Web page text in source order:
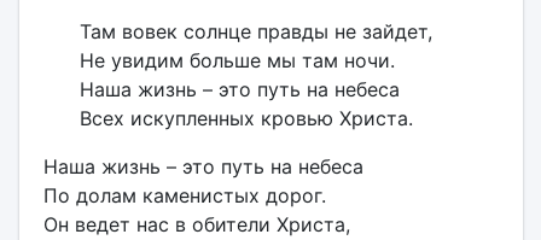
Там вовек солнце правды не зайдет,
Не увидим больше мы там ночи.
Наша жизнь – это путь на небеса
Всех искупленных кровью Христа.
Наша жизнь – это путь на небеса
По долам каменистых дорог.
Он ведет нас в обители Христа,